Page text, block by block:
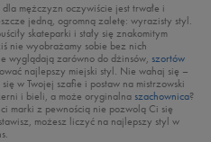
mężczyzn oczywiście jest trwałe i
jedną, ogromną zaletę: wyrazisty styl.
skateparki i stały się znakomitym
nie wyobrażamy sobie bez nich
wyglądają zarówno do dżinsów, szortów
najlepszy miejski styl. Nie wahaj się –
w Twojej szafie i postaw na mistrzowski
i bieli, a może oryginalna szachownica?
marki z pewnością nie pozwolą Ci się
możesz liczyć na najlepszy styl w